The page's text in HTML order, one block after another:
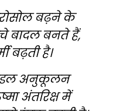
बढ़ने के
बादल बनते हैं,
बढ़ती है।
अनुकूलन
अंतरिक्ष में